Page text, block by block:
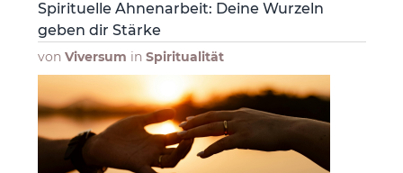
Spirituelle Ahnenarbeit: Deine Wurzeln
geben dir Stärke
von Viversum in Spiritualität